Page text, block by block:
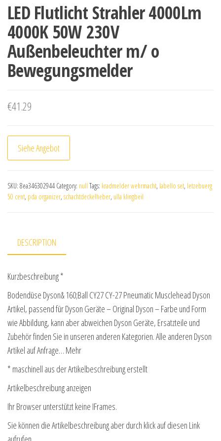
LED Flutlicht Strahler 4000Lm
4000K 50W 230V
Außenbeleuchter m/ o
Bewegungsmelder
€41.29
Siehe Angebot
SKU: 8ea346302944 Category: null Tags: kradmelder wehrmacht, labello set, letzebuerg
50 cent, pda organizer, schachtdeckelheber, ulla klingbeil
DESCRIPTION
Kurzbeschreibung *
Bodendüse Dyson& 160;Ball CY27 CY-27 Pneumatic Musclehead Dyson
Artikel, passend für Dyson Geräte – Original Dyson – Farbe und Form
wie Abbildung, kann aber abweichen Dyson Geräte, Ersatzteile und
Zubehör finden Sie in unseren anderen Kategorien. Alle anderen Dyson
Artikel auf Anfrage… Mehr
* maschinell aus der Artikelbeschreibung erstellt
Artikelbeschreibung anzeigen
Ihr Browser unterstützt keine IFrames.
Sie können die Artikelbeschreibung aber durch klick auf diesen Link